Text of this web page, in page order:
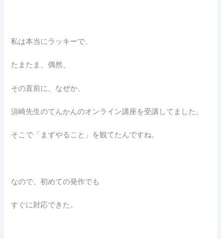
私は本当にラッキーで、
たまたま、偶然、
その直前に、なぜか、
須崎先生のてんかんのオンライン講座を受講してました。
そこで「まずやること」を観てたんですね。
なので、初めての発作でも
すぐに対応できた。